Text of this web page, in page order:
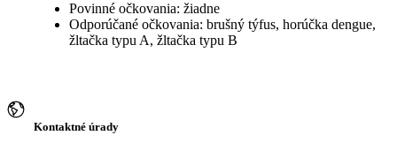
Povinné očkovania: žiadne
Odporúčané očkovania: brušný týfus, horúčka dengue,
žltačka typu A, žltačka typu B
Kontaktné úrady